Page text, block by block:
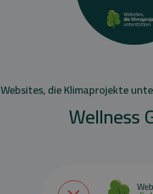
Websites, die Klimaprojekte
Wellness